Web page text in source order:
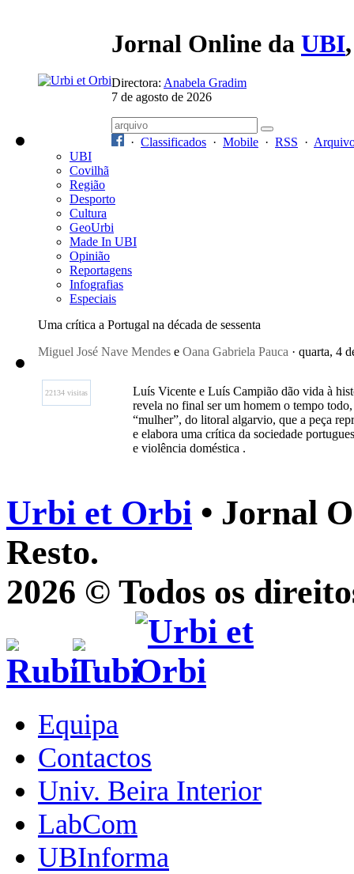
Jornal Online da UBI
Directora: Anabela Gradim
7 de agosto de 2026
· Classificados · Mobile · RSS ·
UBI
Covilhã
Região
Desporto
Cultura
GeoUrbi
Made In UBI
Opinião
Reportagens
Infografias
Especiais
Uma crítica a Portugal na década de sessenta
Miguel José Nave Mendes e Oana Gabriela Pauca · quarta, 4
22134 visitas
Luís Vicente e Luís Campião dão vida à
revela no final ser um homem o tempo
“mulher”, do litoral algarvio, que a peça
e elabora uma crítica da sociedade
e violência doméstica .
Urbi et Orbi • Jornal
Resto.
2026 © Todos os
Equipa
Contactos
Univ. Beira Interior
LabCom
UBInforma